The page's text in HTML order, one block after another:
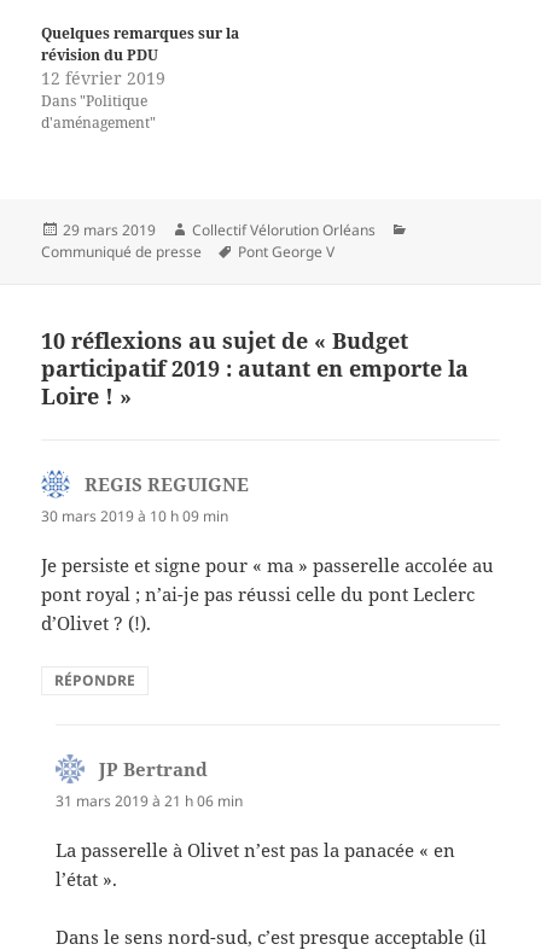
Quelques remarques sur la
révision du PDU
12 février 2019
Dans "Politique
d'aménagement"
Publié
le
29 mars 2019 Auteur
Collectif Vélorution Orléans
Communiqué de presse
Mots-
Pont George V
10 réflexions au sujet de « Budget
participatif 2019 : autant en emporte la
Loire ! »
REGIS REGUIGNE
30 mars 2019 à 10 h 09 min
Je persiste et signe pour « ma » passerelle accolée au
pont royal ; n’ai-je pas réussi celle du pont Leclerc
d’Olivet ? (!).
RÉPONDRE
JP Bertrand
31 mars 2019 à 21 h 06 min
La passerelle à Olivet n’est pas la panacée « en
l’état ».
Dans le sens nord-sud, c’est presque acceptable (il